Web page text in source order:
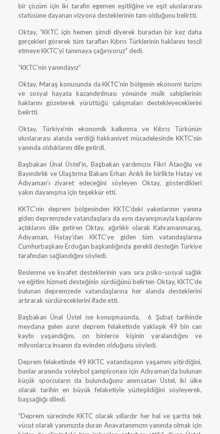
bir çözüm için iki tarafın egemen eşitliğine ve eşit uluslararası
statüsüne dayanan vizyona desteklerinin tam olduğunu belirtti.
Oktay, “KKTC için hemen şimdi diyerek buradan bir kez daha
gerçekleri görerek tüm tarafları Kıbrıs Türklerinin haklarını tescil
etmeye KKTC’yi tanımaya çağırıyoruz” dedi.
“KKTC’nin yanındayız”
Oktay, Maraş konusunda da KKTC’nin bölgenin ekonomi turizm
ve sosyal hayata kazandırılması yönünde mülk sahiplerinin
haklarını gözeterek yürüttüğü çalışmaları destekleyeceklerini
belirtti.
Oktay, Türkiye’nin ekonomik kalkınma ve Kıbrıs Türkünün
uluslararası alanda verdiği hakkaniyet mücadelesinde KKTC’nin
yanında olduklarını dile getirdi.
Başbakan Ünal Üstel’in, Başbakan yardımcısı Fikri Ataoğlu ve
Bayındırlık ve Ulaştırma Bakanı Erhan Arıklı ile birlikte Hatay ve
Adıyaman’ı ziyaret edeceğini söyleyen Oktay, gösterdikleri
yakın dayanışma için teşekkür etti.
KKTC’nin deprem bölgesinden KKTC’deki yakınlarının yanına
giden depremzede vatandaşlara da aynı dayanışmayla kapılarını
açtıklarını dile getiren Oktay, ağırlıklı olarak Kahramanmaraş,
Adıyaman, Hatay’dan KKTC’ye giden tüm vatandaşlarına
Cumhurbaşkanı Erdoğan başkanlığında gerekli desteğin Türkiye
tarafından sağlandığını söyledi.
Beslenme ve kıyafet desteklerinin yanı sıra psiko-sosyal sağlık
ve eğitim hizmeti desteğinin sürdüğünü belirten Oktay, KKTC’de
bulunan depremzede vatandaşlarına her alanda desteklerini
artırarak sürdüreceklerini ifade etti.
Başbakan Ünal Üstel ise konuşmasında, 6 Şubat tarihinde
meydana gelen asrın deprem felaketinde yaklaşık 49 bin can
kaybı yaşandığını, on binlerce kişinin yaralandığını ve
milyonlarca insanın da evinden olduğunu söyledi.
Deprem felaketinde 49 KKTC vatandaşının yaşamını yitirdiğini,
bunlar arasında voleybol şampiyonası için Adıyaman’da bulunan
küçük sporcuların da bulunduğunu anımsatan Üstel, iki ülke
olarak tarihin en büyük felaketiyle yüzleşildiğini söyleyerek,
başsağlığı diledi.
“Deprem sürecinde KKTC olarak yıllardır her hal ve şartta tek
vücut olarak yanımızda duran Anavatanımızın yanında olmak için